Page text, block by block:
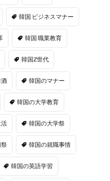
韓国 ビジネスマナー
韓国 職業教育
韓国Z世代
韓国のマナー
韓国の大学教育
韓国の大学祭
韓国の就職事情
韓国の英語学習